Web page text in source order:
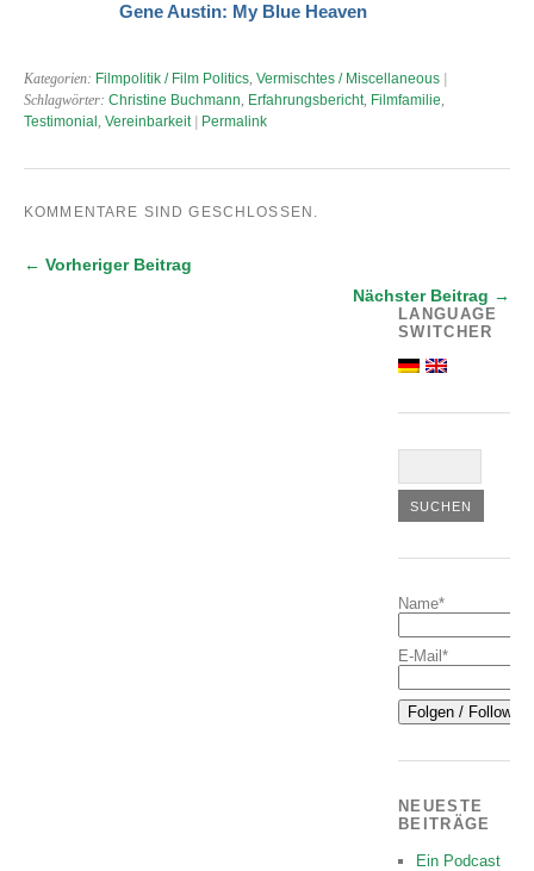
Gene Austin: My Blue Heaven
Kategorien: Filmpolitik / Film Politics, Vermischtes / Miscellaneous
Schlagwörter: Christine Buchmann, Erfahrungsbericht, Filmfamilie,
Testimonial , Vereinbarkeit| Permalink
KOMMENTARE SIND GESCHLOSSEN.
← Vorheriger Beitrag
Nächster Beitrag →
LANGUAGE
SWITCHER
Name*
E-Mail*
NEUESTE
BEITRÄGE
Ein Podcast